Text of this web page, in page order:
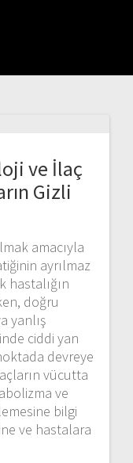
ve İlaç
Gizli
amacıyla
ayrılmaz
hastalığın
doğru
yanlış
ciddi yan
devreye
vücutta
ve
bilgi
ve hastalara